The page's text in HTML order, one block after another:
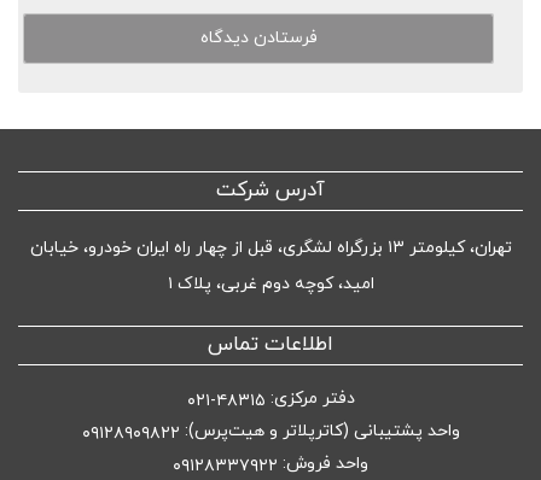
آدرس شرکت
تهران، کیلومتر ۱۳ بزرگراه لشگری، قبل از چهار راه ایران خودرو، خیابان
امید، کوچه دوم غربی، پلاک ۱
اطلاعات تماس
دفتر مرکزی: ۴۸۳۱۵-۰۲۱
واحد پشتیبانی (کاترپلاتر و هیت‌پرس): ۰۹۱۲۸۹۰۹۸۲۲
واحد فروش: ۰۹۱۲۸۳۳۷۹۲۲